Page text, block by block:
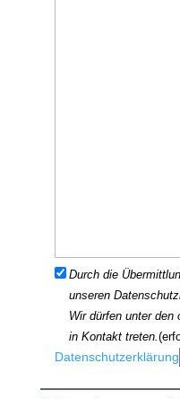
Durch die
unseren
Wir dürfen unter den
in Kontakt treten.
Datenschutzerklärung